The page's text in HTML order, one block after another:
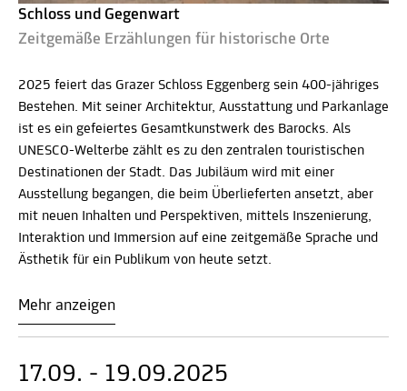
Schloss und Gegenwart
Zeitgemäße Erzählungen für historische Orte
2025 feiert das Grazer Schloss Eggenberg sein 400-jähriges
Bestehen. Mit seiner Architektur, Ausstattung und Parkanlage
ist es ein gefeiertes Gesamtkunstwerk des Barocks. Als
UNESCO-Welterbe zählt es zu den zentralen touristischen
Destinationen der Stadt. Das Jubiläum wird mit einer
Ausstellung begangen, die beim Überlieferten ansetzt, aber
mit neuen Inhalten und Perspektiven, mittels Inszenierung,
Interaktion und Immersion auf eine zeitgemäße Sprache und
Ästhetik für ein Publikum von heute setzt.
Mehr anzeigen
17.09. - 19.09.2025